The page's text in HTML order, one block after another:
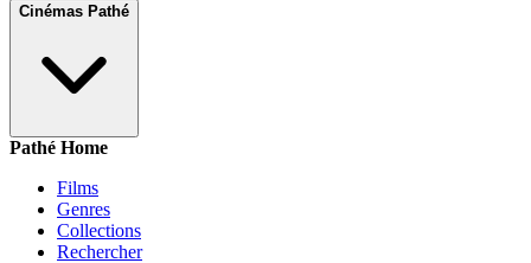
Cinémas Pathé
Pathé Home
Films
Genres
Collections
Rechercher